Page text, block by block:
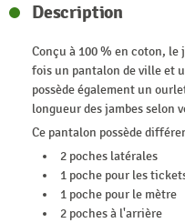
Description
Conçu à 100 % en coton, le
fois un pantalon de ville et
possède également un
longueur des jambes selon
Ce pantalon possède
2 poches latérales
1 poche pour les
1 poche pour le mètre
2 poches à l'arrière